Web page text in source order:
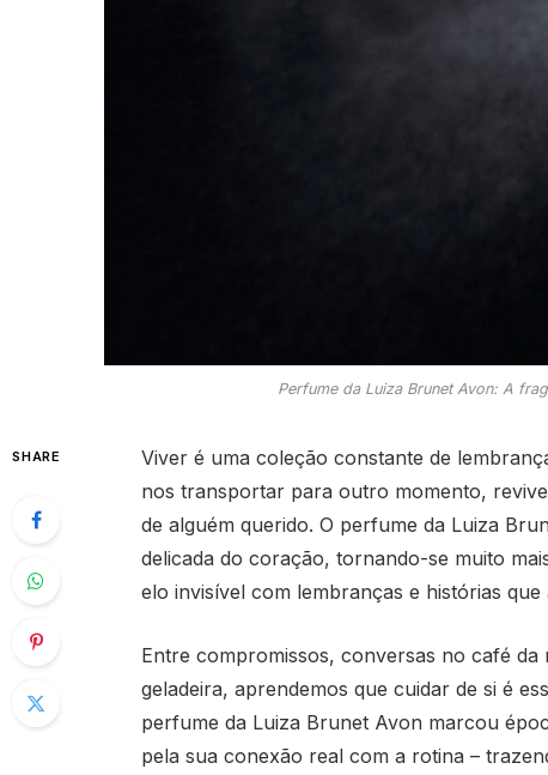
Perfume da Luiza Brunet Avon: A
SHARE
Viver é uma coleção constante de
nos transportar para outro momento,
de alguém querido. O perfume da Luiza
delicada do coração, tornando-se muito
elo invisível com lembranças e histórias que
Entre compromissos, conversas no café
geladeira, aprendemos que cuidar de si é
perfume da Luiza Brunet Avon marcou
pela sua conexão real com a rotina –